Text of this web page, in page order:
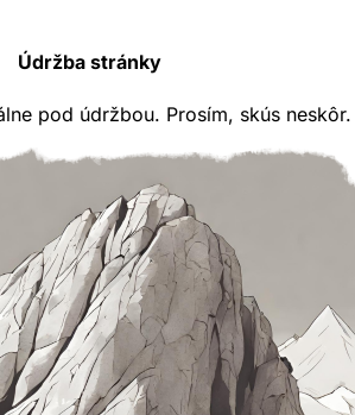
Údržba stránky
pod údržbou. Prosím, skús neskôr.